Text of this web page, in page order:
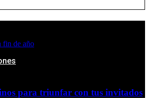
para triunfar con tus invitados